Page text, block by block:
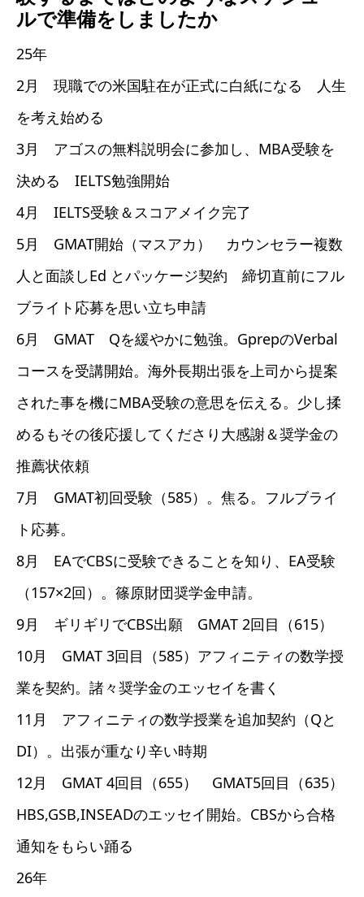
ルで準備をしましたか
25年
2月 現職での米国駐在が正式に白紙になる 人生
を考え始める
3月 アゴスの無料説明会に参加し、MBA受験を
決める IELTS勉強開始
4月 IELTS受験＆スコアメイク完了
5月 GMAT開始（マスアカ） カウンセラー複数
人と面談しEd とパッケージ契約 締切直前にフル
ブライト応募を思い立ち申請
6月 GMAT Qを緩やかに勉強。GprepのVerbal
コースを受講開始。海外長期出張を上司から提案
された事を機にMBA受験の意思を伝える。少し揉
めるもその後応援してくださり大感謝＆奨学金の
推薦状依頼
7月 GMAT初回受験（585）。焦る。フルブライ
ト応募。
8月 EAでCBSに受験できることを知り、EA受験
（157×2回）。篠原財団奨学金申請。
9月 ギリギリでCBS出願 GMAT 2回目（615）
10月 GMAT 3回目（585）アフィニティの数学授
業を契約。諸々奨学金のエッセイを書く
11月 アフィニティの数学授業を追加契約（Qと
DI）。出張が重なり辛い時期
12月 GMAT 4回目（655） GMAT5回目（635）
HBS,GSB,INSEADのエッセイ開始。CBSから合格
通知をもらい踊る
26年